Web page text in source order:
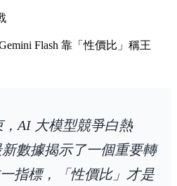
Flash 靠「性價比」稱王
AI 大模型競爭白熱
新數據揭示了一個重要轉
指標，「性價比」才是